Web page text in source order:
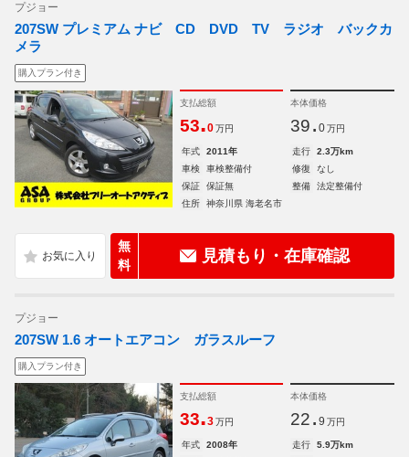
プジョー
207SW プレミアム ナビ CD DVD TV ラジオ バックカ
メラ
購入プラン付き
支払総額
53.0 万円
本体価格
39. 0 万円
年式 2011年 走行
2.3万km
車検
車検整備付 修復
なし
保証
保証無 整備
法定整備付
住所
神奈川県 海老名市
無
料
見積もり・在庫確認
プジョー
207SW 1.6 オートエアコン ガラスルーフ
購入プラン付き
支払総額
33.3 万円
本体価格
22. 9 万円
年式 2008年 走行
5.9万km